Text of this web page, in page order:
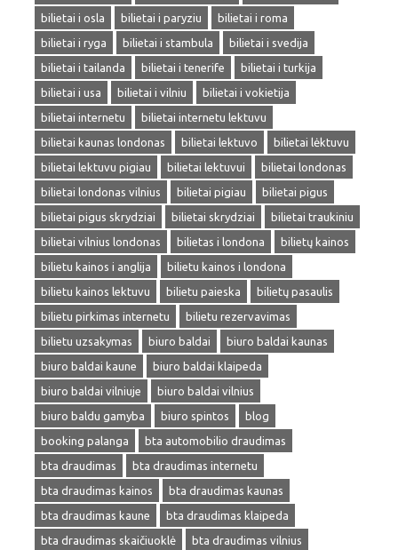
bilietai i osla
bilietai i paryziu
bilietai i roma
bilietai i ryga
bilietai i stambula
bilietai i svedija
bilietai i tailanda
bilietai i tenerife
bilietai i turkija
bilietai i usa
bilietai i vilniu
bilietai i vokietija
bilietai internetu
bilietai internetu lektuvu
bilietai kaunas londonas
bilietai lektuvo
bilietai lėktuvu
bilietai lektuvu pigiau
bilietai lektuvui
bilietai londonas
bilietai londonas vilnius
bilietai pigiau
bilietai pigus
bilietai pigus skrydziai
bilietai skrydziai
bilietai traukiniu
bilietai vilnius londonas
bilietas i londona
bilietų kainos
bilietu kainos i anglija
bilietu kainos i londona
bilietu kainos lektuvu
bilietu paieska
bilietų pasaulis
bilietu pirkimas internetu
bilietu rezervavimas
bilietu uzsakymas
biuro baldai
biuro baldai kaunas
biuro baldai kaune
biuro baldai klaipeda
biuro baldai vilniuje
biuro baldai vilnius
biuro baldu gamyba
biuro spintos
blog
booking palanga
bta automobilio draudimas
bta draudimas
bta draudimas internetu
bta draudimas kainos
bta draudimas kaunas
bta draudimas kaune
bta draudimas klaipeda
bta draudimas skaičiuoklė
bta draudimas vilnius